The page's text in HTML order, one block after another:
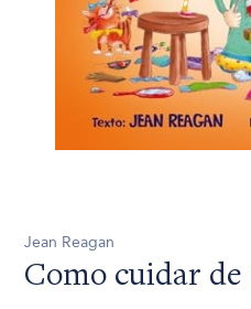
Jean Reagan
Como cuidar